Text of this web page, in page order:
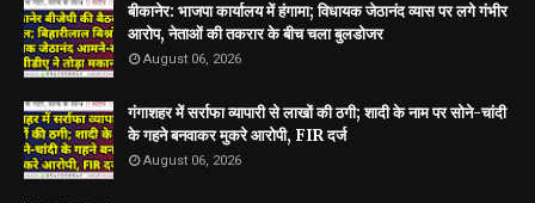
बीकानेर: भाजपा कार्यालय में हंगामा; विधायक जेठानंद व्यास पर लगे गंभीर
आरोप, नेताओं की तकरार के बीच चला बुलडोजर
August 06, 2026
गंगाशहर में सर्राफा व्यापारी से लाखों की ठगी; शादी के नाम पर सोने-चांदी
के गहने बनवाकर मुकरे आरोपी, FIR दर्ज
August 06, 2026